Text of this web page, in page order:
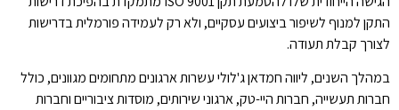
התקן למנוף לשיפור ביצועים עסקיים, ולא רק לעמידה פורמלית בדרישות
לצורך קבלת תעודה.
במהלך השנים, ליווה חמדאן ג'לולי עשרות ארגונים מתחומים מגוונים, כולל
חברות תעשייה, חברות היי-טק, ארגוני שירותים, מוסדות ציבוריים וחברות